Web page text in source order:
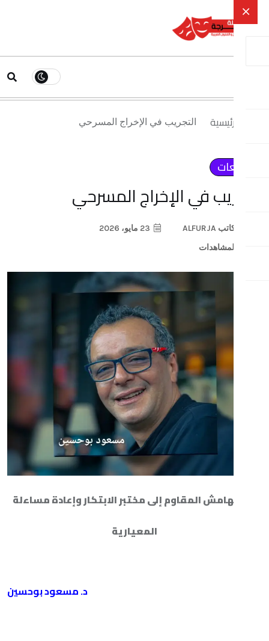
التجريب في الإخراج المسرحي
في الإخراج المسرحي
23 مايو، 2026
المقاوم إلى مختبر الابتكار وإعادة مساءلة
د. مسعود بوحسين